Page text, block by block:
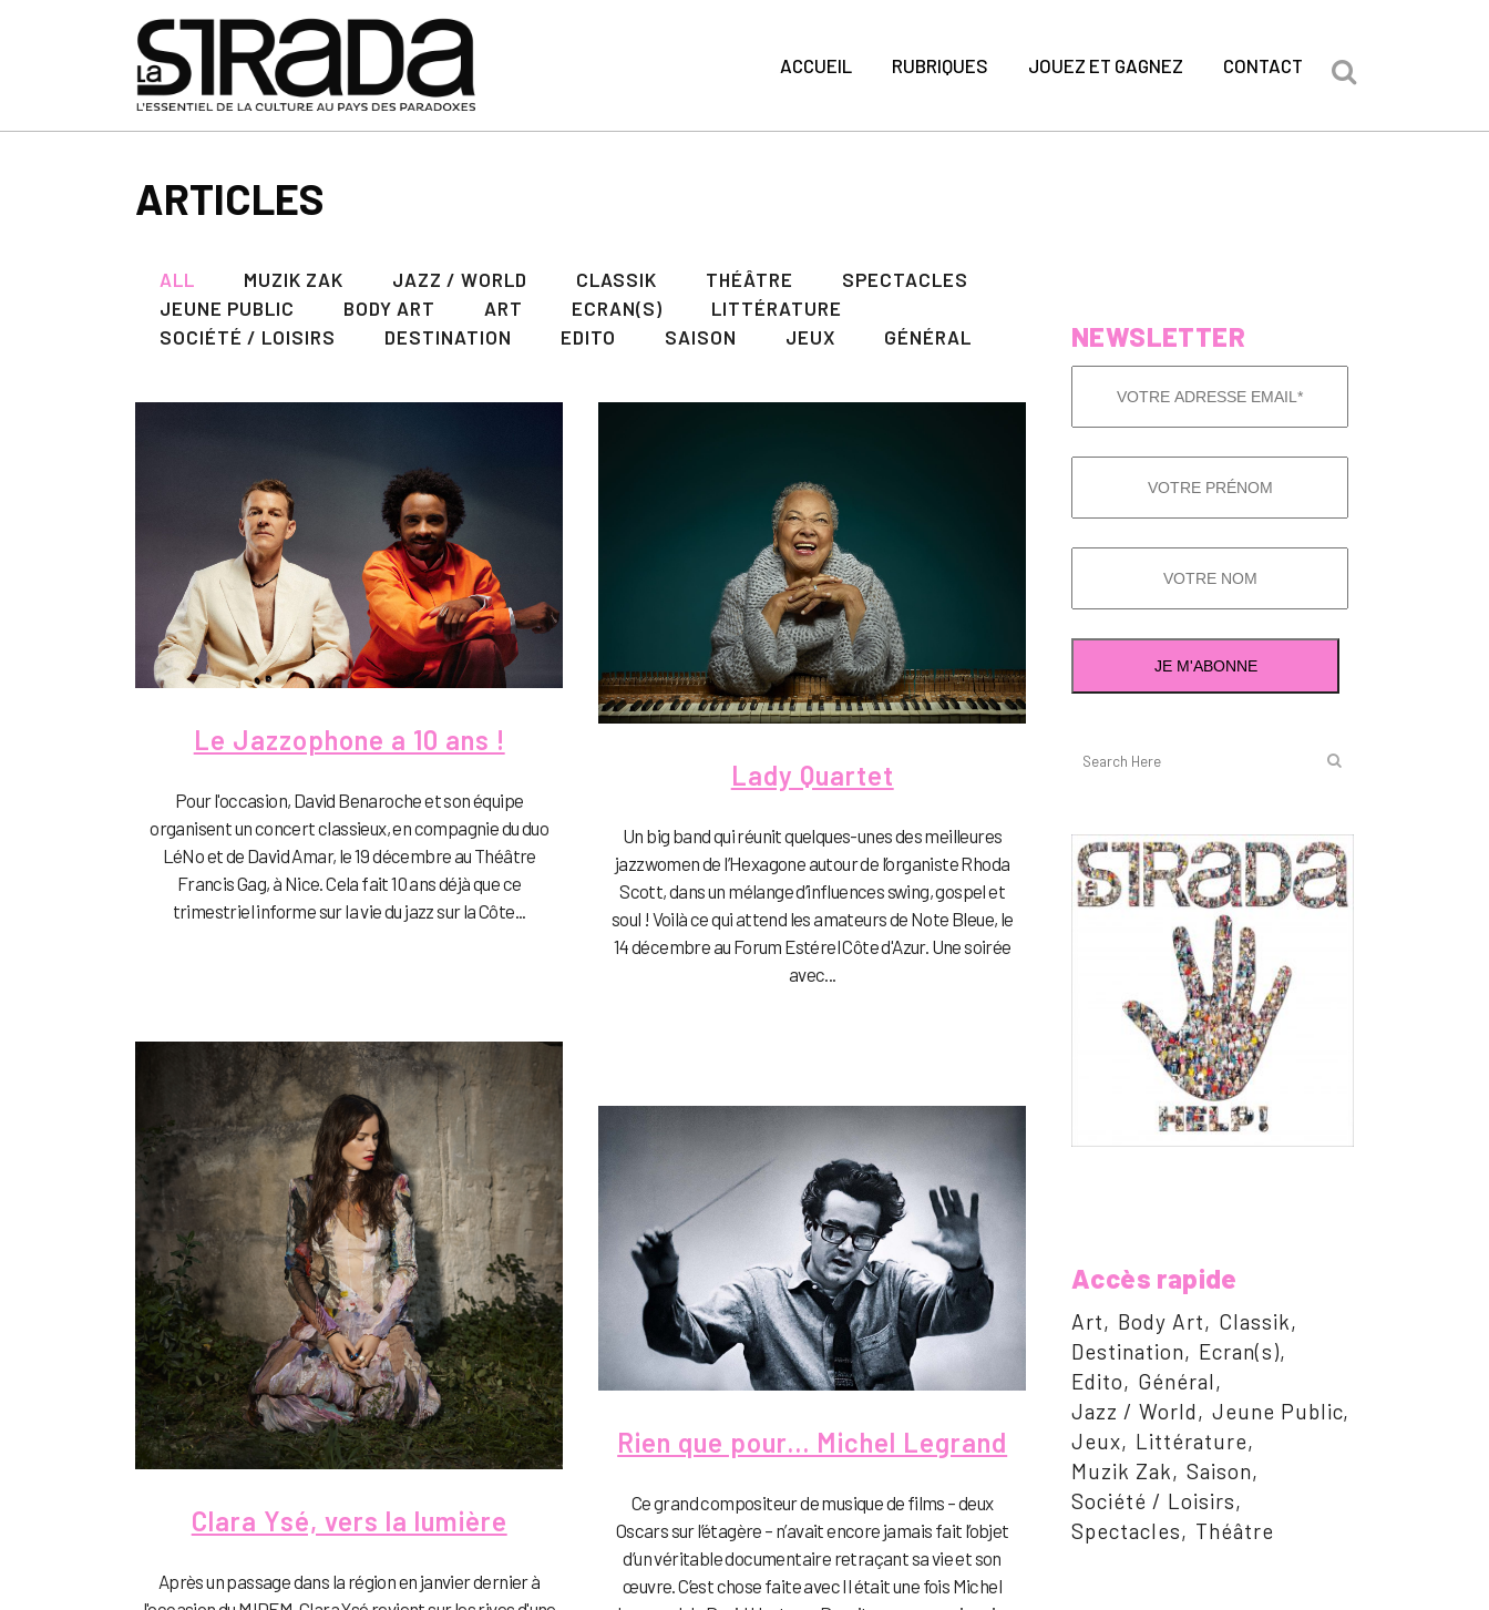
ACCUEIL RUBRIQUES JOUEZ ET GAGNEZ CONTACT
ARTICLES
ALL MUZIK ZAK JAZZ / WORLD CLASSIK THÉÂTRE
SPECTACLES
JEUNE PUBLIC
BODY ART ART ECRAN(S)
LITTÉRATURE
SOCIÉTÉ / LOISIRS
DESTINATION EDITO SAISON JEUX GÉNÉRAL
Le Jazzophone a 10 ans !
Pour l'occasion, David Benaroche et son équipe
organisent un concert classieux, en compagnie du duo
LéNo et de David Amar, le 19 décembre au Théâtre
Francis Gag, à Nice. Cela fait 10 ans déjà que ce
trimestriel informe sur la vie du jazz sur la Côte...
Lady Quartet
Un big band qui réunit quelques-unes des meilleures
jazzwomen de l’Hexagone autour de l’organiste Rhoda
Scott, dans un mélange d’influences swing, gospel et
soul ! Voilà ce qui attend les amateurs de Note Bleue, le
14 décembre au Forum Estérel Côte d'Azur. Une soirée
avec...
Clara Ysé, vers la lumière
Après un passage dans la région en janvier dernier à
Rien que pour… Michel Legrand
Ce grand compositeur de musique de films – deux
Oscars sur l’étagère – n’avait encore jamais fait l’objet
d’un véritable documentaire retraçant sa vie et son
œuvre. C’est chose faite avec Il était une fois Michel
NEWSLETTER
Accès rapide
Art Body Art
Classik
Destination
Ecran(s)
Edito
Général
Jazz / World
Jeune Public
Jeux
Littérature
Muzik Zak
Saison
Société / Loisirs
Spectacles
Théâtre